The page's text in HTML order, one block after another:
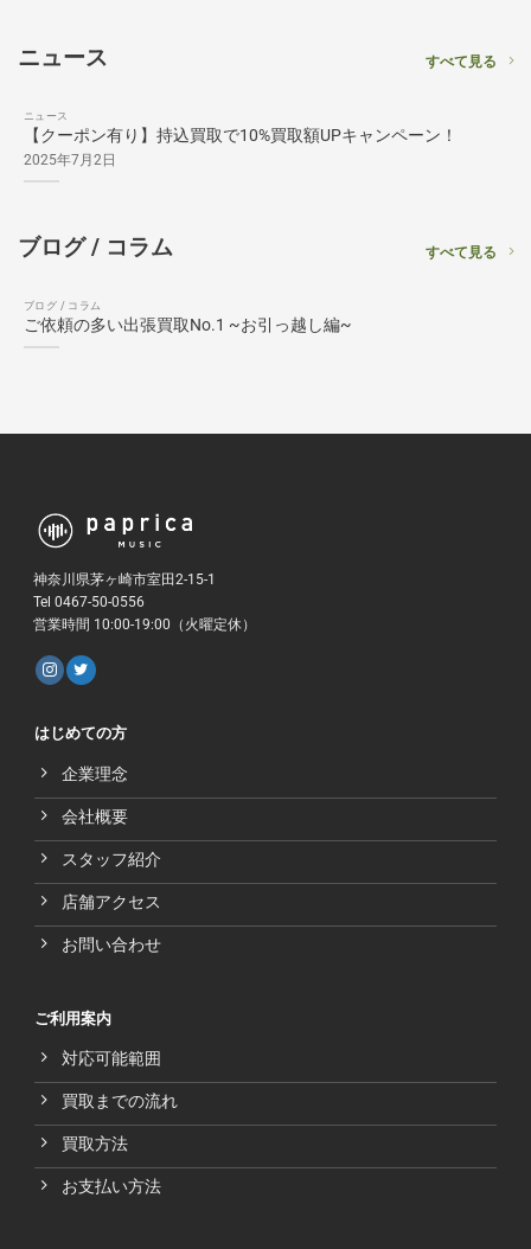
ニュース すべて見る
ニュース
【クーポン有り】持込買取で10%買取額UPキャンペーン！
2025年7月2日
ブログ / コラム すべて見る
ブログ / コラム
ご依頼の多い出張買取No.1 ~お引っ越し編~
神奈川県茅ヶ崎市室田2-15-1
Tel 0467-50-0556
営業時間 10:00-19:00（火曜定休）
はじめての方
企業理念
会社概要
スタッフ紹介
店舗アクセス
お問い合わせ
ご利用案内
対応可能範囲
買取までの流れ
買取方法
お支払い方法